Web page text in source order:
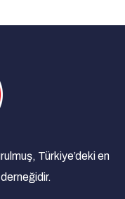
Toplantıları
Toplantıları
Türkiye’deki en